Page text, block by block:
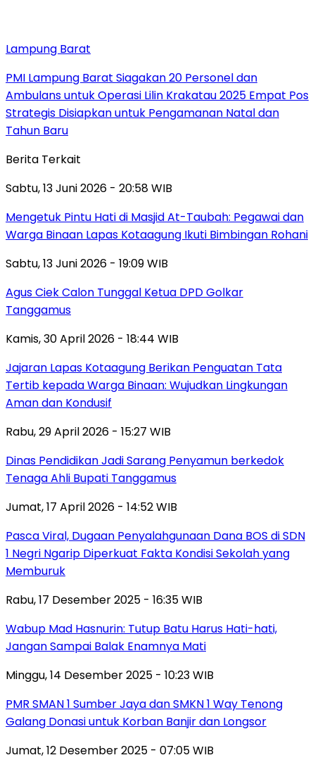
Lampung Barat
PMI Lampung Barat Siagakan 20 Personel dan
Ambulans untuk Operasi Lilin Krakatau 2025 Empat Pos
Strategis Disiapkan untuk Pengamanan Natal dan
Tahun Baru
Berita Terkait
Sabtu, 13 Juni 2026 - 20:58 WIB
Mengetuk Pintu Hati di Masjid At-Taubah: Pegawai dan
Warga Binaan Lapas Kotaagung Ikuti Bimbingan Rohani
Sabtu, 13 Juni 2026 - 19:09 WIB
Agus Ciek Calon Tunggal Ketua DPD Golkar
Tanggamus
Kamis, 30 April 2026 - 18:44 WIB
Jajaran Lapas Kotaagung Berikan Penguatan Tata
Tertib kepada Warga Binaan: Wujudkan Lingkungan
Aman dan Kondusif
Rabu, 29 April 2026 - 15:27 WIB
Dinas Pendidikan Jadi Sarang Penyamun berkedok
Tenaga Ahli Bupati Tanggamus
Jumat, 17 April 2026 - 14:52 WIB
Pasca Viral, Dugaan Penyalahgunaan Dana BOS di SDN
1 Negri Ngarip Diperkuat Fakta Kondisi Sekolah yang
Memburuk
Rabu, 17 Desember 2025 - 16:35 WIB
Wabup Mad Hasnurin: Tutup Batu Harus Hati-hati,
Jangan Sampai Balak Enamnya Mati
Minggu, 14 Desember 2025 - 10:23 WIB
PMR SMAN 1 Sumber Jaya dan SMKN 1 Way Tenong
Galang Donasi untuk Korban Banjir dan Longsor
Jumat, 12 Desember 2025 - 07:05 WIB